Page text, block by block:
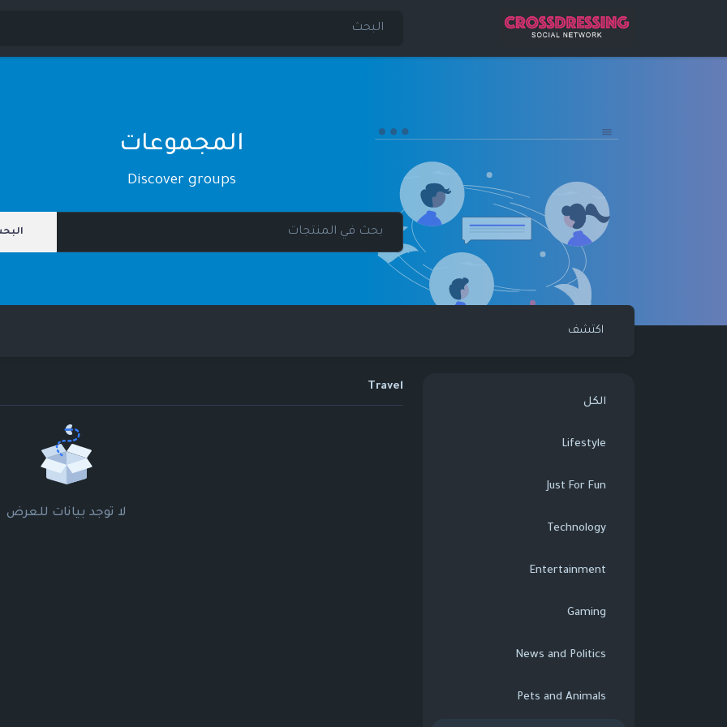
المجموعات
Discover groups
اكتشف
الكل
Lifestyle
Just For Fun
Technology
Entertainment
Gaming
News and Politics
Pets and Animals
Travel
لا توجد بيانات للعرض